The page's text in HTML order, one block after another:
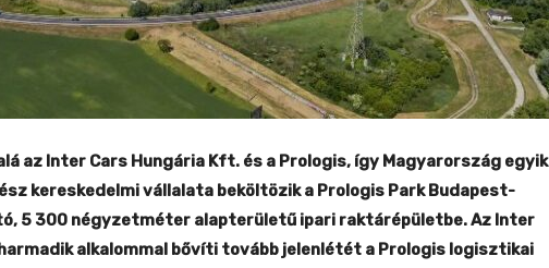
az Inter Cars Hungária Kft. és a Prologis, így Magyarország egyik
kereskedelmi vállalata beköltözik a Prologis Park Budapest-
5 300 négyzetméter alapterületű ipari raktárépületbe. Az Inter
alkalommal bővíti tovább jelenlétét a Prologis logisztikai